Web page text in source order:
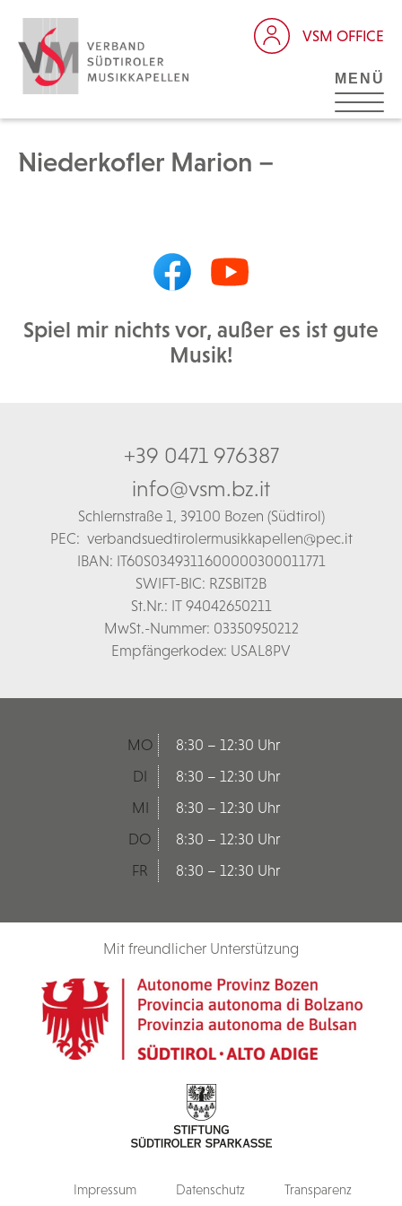
VSM OFFICE
MENÜ
Niederkofler Marion –
Spiel mir nichts vor, außer es ist gute
Musik!
+39 0471 976387
info@vsm.bz.it
Schlernstraße 1, 39100 Bozen (Südtirol)
PEC: verbandsuedtirolermusikkapellen@pec.it
IBAN: IT60S0349311600000300011771
SWIFT-BIC: RZSBIT2B
St.Nr.: IT 94042650211
MwSt.-Nummer: 03350950212
Empfängerkodex: USAL8PV
MO
8:30 – 12:30 Uhr
DI
8:30 – 12:30 Uhr
MI
8:30 – 12:30 Uhr
DO
8:30 – 12:30 Uhr
FR
8:30 – 12:30 Uhr
Mit freundlicher Unterstützung
Impressum Datenschutz Transparenz